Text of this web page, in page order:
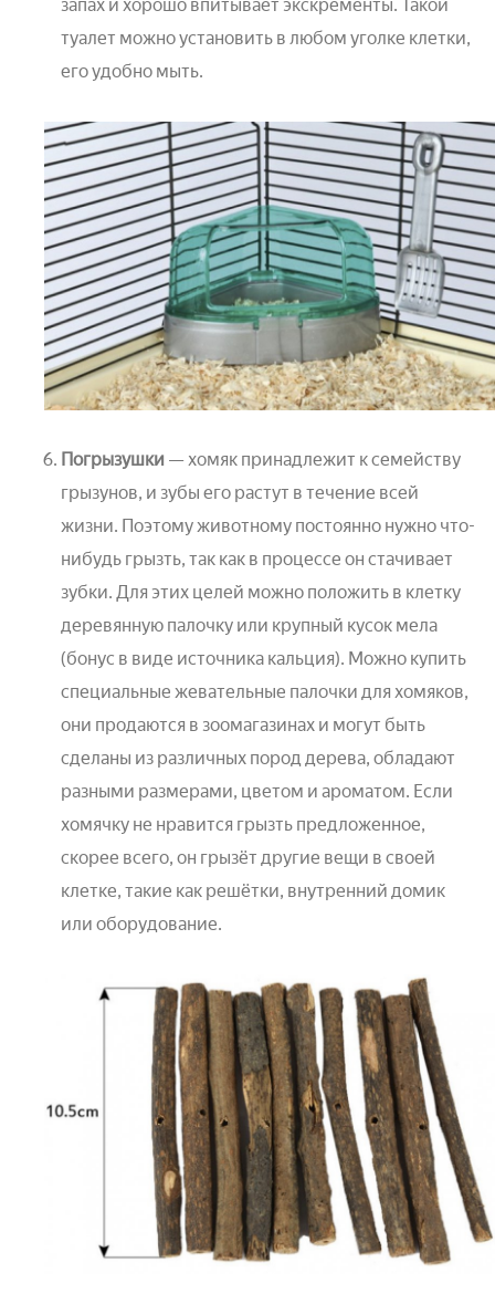
запах и хорошо впитывает экскременты. Такой
туалет можно установить в любом уголке клетки,
его удобно мыть.
Погрызушки — хомяк принадлежит к семейству
грызунов, и зубы его растут в течение всей
жизни. Поэтому животному постоянно нужно что-
нибудь грызть, так как в процессе он стачивает
зубки. Для этих целей можно положить в клетку
деревянную палочку или крупный кусок мела
(бонус в виде источника кальция). Можно купить
специальные жевательные палочки для хомяков,
они продаются в зоомагазинах и могут быть
сделаны из различных пород дерева, обладают
разными размерами, цветом и ароматом. Если
хомячку не нравится грызть предложенное,
скорее всего, он грызёт другие вещи в своей
клетке, такие как решётки, внутренний домик
или оборудование.